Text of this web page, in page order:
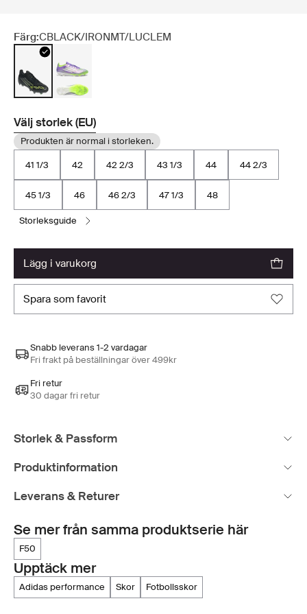
Färg:CBLACK/IRONMT/LUCLEM
Välj storlek (EU)
Produkten är normal i storleken.
41 1/3 42 42 2/3 43 1/3 44 44 2/3
45 1/3 46 46 2/3 47 1/3 48
storleksguide
lägg i varukorg
spara som favorit
Snabb leverans 1-2 vardagar
Fri frakt på beställningar över 499kr
Fri retur
30 dagar fri retur
Storlek & Passform
Produktinformation
Leverans & Returer
Se mer från samma produktserie här
f50
Upptäck mer
adidas performance skor fotbollsskor